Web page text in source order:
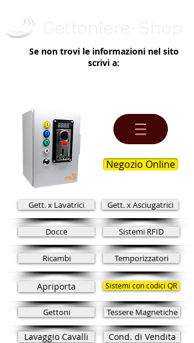
Se non trovi le informazioni nel sito
scrivi a:
Gett. x Lavatrici
Docce
Ricambi
Apriporta
Gettoni
Lavaggio Cavalli
Negozio Online
Gett. x Asciugatrici
Sistemi RFID
Temporizzatori
Sistemi con codici QR
Tessere Magnetiche
Cond. di Vendita